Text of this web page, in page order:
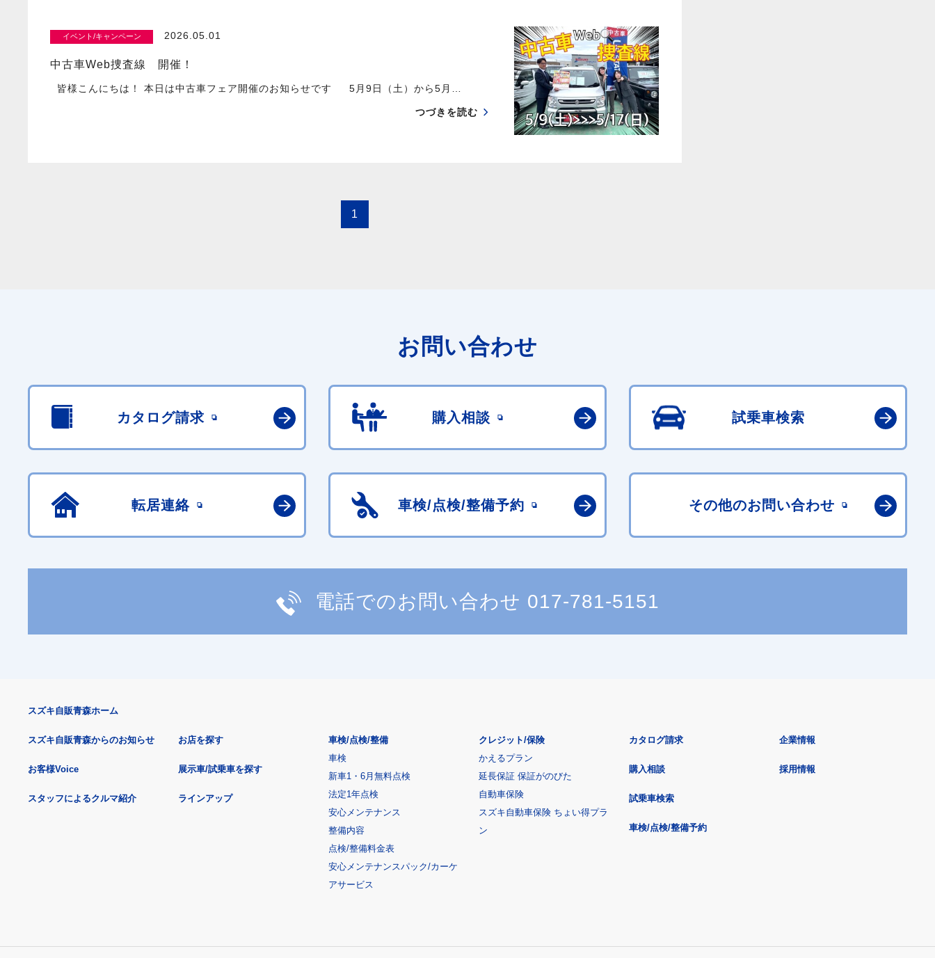
イベント/キャンペーン 2026.05.01
中古車Web捜査線 開催！
皆様こんにちは！ 本日は中古車フェア開催のお知らせです 5月9日（土）から5月…
つづきを読む
1
お問い合わせ
カタログ請求 購入相談 試乗車検索
転居連絡 車検/点検/整備予約 その他のお問い合わせ
電話でのお問い合わせ 017-781-5151
スズキ自販青森ホーム
スズキ自販青森からのお知らせ
お客様Voice
スタッフによるクルマ紹介
お店を探す
展示車/試乗車を探す
ラインアップ
車検/点検/整備
車検
新車1・6月無料点検
法定1年点検
安心メンテナンス
整備内容
点検/整備料金表
安心メンテナンスパック/カーケ
アサービス
クレジット/保険
かえるプラン
延長保証 保証がのびた
自動車保険
スズキ自動車保険 ちょい得プラ
ン
カタログ請求
購入相談
試乗車検索
車検/点検/整備予約
企業情報
採用情報